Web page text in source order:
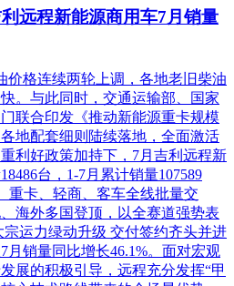
远程新能源商用车7月销量
价格连续两轮上调，各地老旧柴油
。与此同时，交通运输部、国家
联合印发《推动新能源重卡规模
地配套细则陆续落地，全面激活
利好政策加持下，7月吉利远程新
台，1-7月累计销量107589
重卡、轻商、客车全线批量交
海外多国登顶，以全赛道强势表
运力绿动升级 交付签约齐头并进
月销量同比增长46.1%。面对宏观
展的积极引导，远程充分发挥“甲